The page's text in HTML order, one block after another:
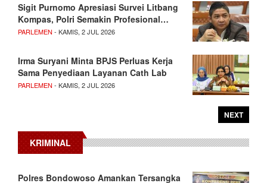
Sigit Purnomo Apresiasi Survei Litbang
Kompas, Polri Semakin Profesional…
PARLEMEN - KAMIS, 2 JUL 2026
Irma Suryani Minta BPJS Perluas Kerja
Sama Penyediaan Layanan Cath Lab
PARLEMEN - KAMIS, 2 JUL 2026
NEXT
KRIMINAL
Polres Bondowoso Amankan Tersangka